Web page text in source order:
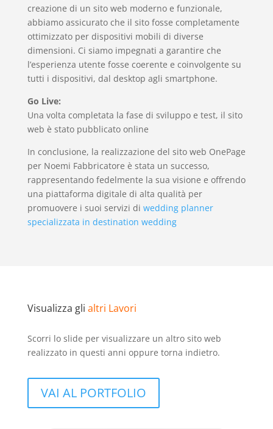
creazione di un sito web moderno e funzionale,
abbiamo assicurato che il sito fosse completamente
ottimizzato per dispositivi mobili di diverse
dimensioni. Ci siamo impegnati a garantire che
l’esperienza utente fosse coerente e coinvolgente su
tutti i dispositivi, dal desktop agli smartphone.
Go Live:
Una volta completata la fase di sviluppo e test, il sito
web è stato pubblicato online
In conclusione, la realizzazione del sito web OnePage
per Noemi Fabbricatore è stata un successo,
rappresentando fedelmente la sua visione e offrendo
una piattaforma digitale di alta qualità per
promuovere i suoi servizi di wedding planner
specializzata in destination wedding
Visualizza gli altri Lavori
Scorri lo slide per visualizzare un altro sito web
realizzato in questi anni oppure torna indietro.
VAI AL PORTFOLIO